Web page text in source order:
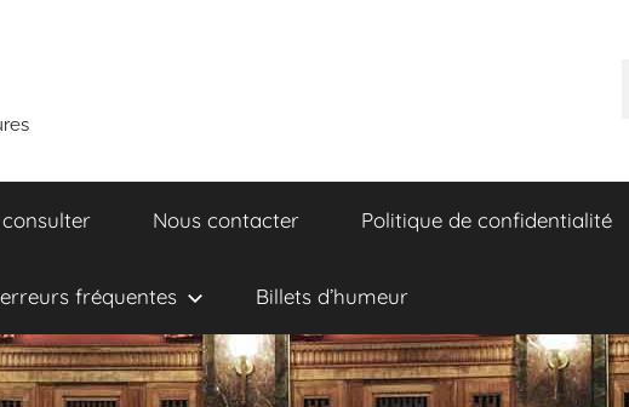
Nous contacter Politique de confidentialité
fréquentes Billets d’humeur